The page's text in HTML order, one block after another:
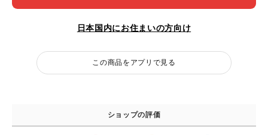
日本国内にお住まいの方向け
この商品をアプリで見る
ショップの評価